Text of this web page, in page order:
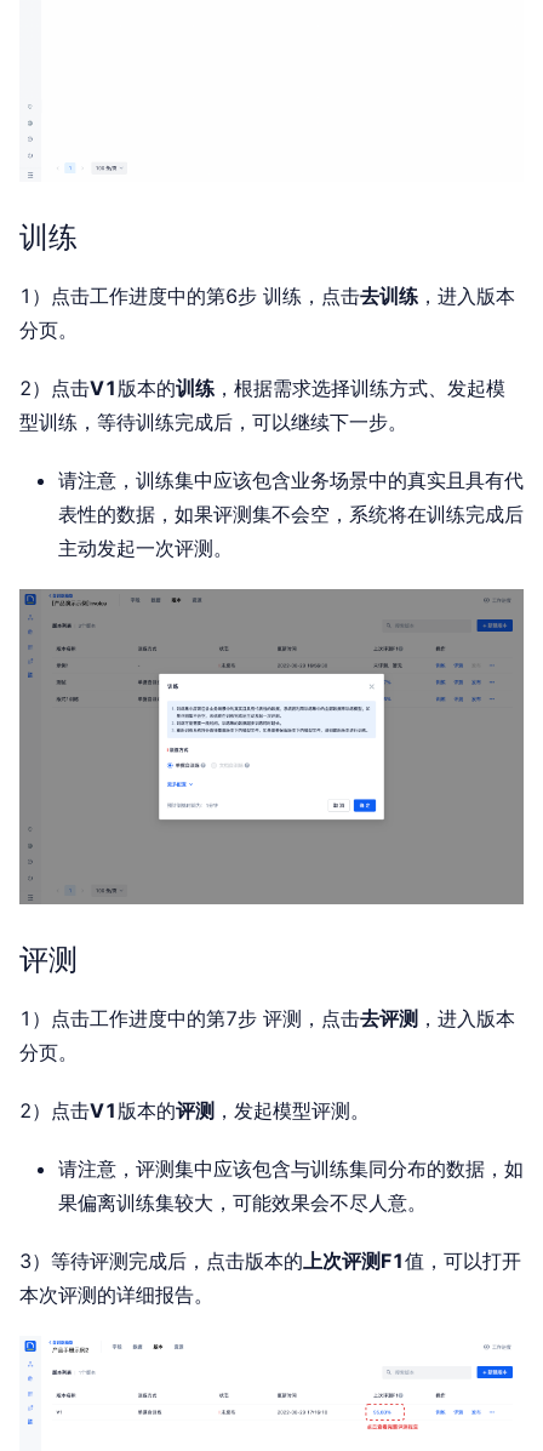
训练
1）点击工作进度中的第6步 训练，点击去训练 ，进入版本
分页。
2）点击V1 版本的训练 ，根据需求选择训练方式、发起模
型训练，等待训练完成后，可以继续下一步。
请注意，训练集中应该包含业务场景中的真实且具有代
表性的数据，如果评测集不会空，系统将在训练完成后
主动发起一次评测。
评测
1）点击工作进度中的第7步 评测，点击去评测 ，进入版本
分页。
2）点击V1 版本的评测 ，发起模型评测。
请注意，评测集中应该包含与训练集同分布的数据，如
果偏离训练集较大，可能效果会不尽人意。
3）等待评测完成后，点击版本的上次评测F1值，可以打开
本次评测的详细报告。